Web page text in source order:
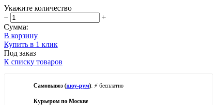
Укажите количество
−
+
Сумма:
В корзину
Купить в 1 клик
Под заказ
К списку товаров
Самовывоз (шоу-рум): ⚡ бесплатно
Курьером по Москве